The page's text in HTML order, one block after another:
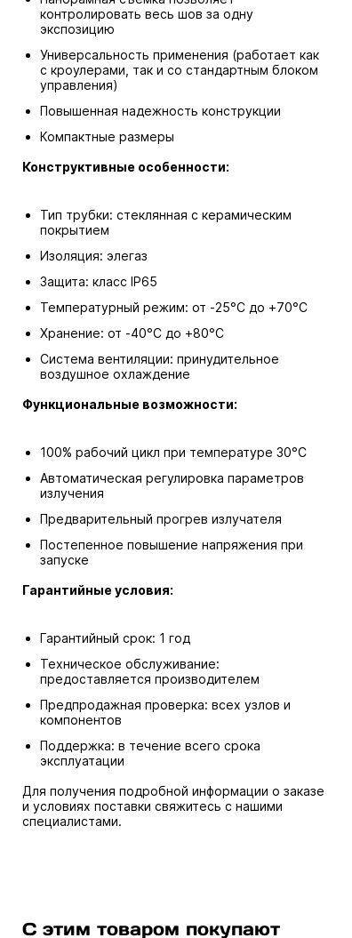
контролировать весь шов за одну
экспозицию
Универсальность применения (работает как
с кроулерами, так и со стандартным блоком
управления)
Повышенная надежность конструкции
Компактные размеры
Конструктивные особенности:
Тип трубки: стеклянная с керамическим
покрытием
Изоляция: элегаз
Защита: класс IP65
Температурный режим: от -25°C до +70°C
Хранение: от -40°C до +80°C
Система вентиляции: принудительное
воздушное охлаждение
Функциональные возможности:
100% рабочий цикл при температуре 30°C
Автоматическая регулировка параметров
излучения
Предварительный прогрев излучателя
Постепенное повышение напряжения при
запуске
Гарантийные условия:
Гарантийный срок: 1 год
Техническое обслуживание:
предоставляется производителем
Предпродажная проверка: всех узлов и
компонентов
Поддержка: в течение всего срока
эксплуатации
Для получения подробной информации о заказе
и условиях поставки свяжитесь с нашими
специалистами.
С этим товаром покупают